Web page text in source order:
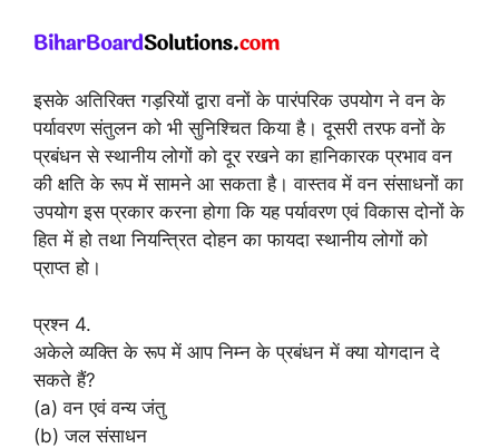
इसके अतिरिक्त गड़रियों द्वारा वनों के पारंपरिक उपयोग ने वन के
पर्यावरण संतुलन को भी सुनिश्चित किया है। दूसरी तरफ वनों के
प्रबंधन से स्थानीय लोगों को दूर रखने का हानिकारक प्रभाव वन
की क्षति के रूप में सामने आ सकता है। वास्तव में वन संसाधनों का
उपयोग इस प्रकार करना होगा कि यह पर्यावरण एवं विकास दोनों के
हित में हो तथा नियन्त्रित दोहन का फायदा स्थानीय लोगों को
प्राप्त हो।
प्रश्न 4.
अकेले व्यक्ति के रूप में आप निम्न के प्रबंधन में क्या योगदान दे
सकते हैं?
(a) वन एवं वन्य जंतु
(b) जल संसाधन